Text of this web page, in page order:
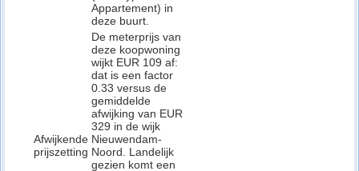
Appartement) in
deze buurt.
Afwijkende
prijszetting
De meterprijs van
deze koopwoning
wijkt EUR 109 af:
dat is een factor
0.33 versus de
gemiddelde
afwijking van EUR
329 in de wijk
Nieuwendam-
Noord. Landelijk
gezien komt een